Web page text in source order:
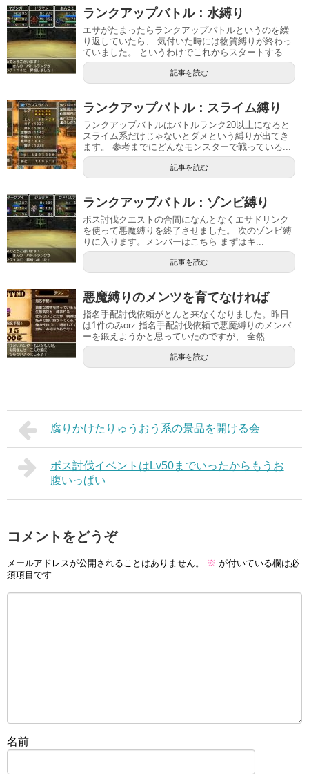
ランクアップバトル：水縛り
エサがたまったらランクアップバトルというのを繰
り返していたら、 気付いた時には物質縛りが終わっ
ていました。 というわけでこれからスタートする...
記事を読む
ランクアップバトル：スライム縛り
ランクアップバトルはバトルランク20以上になると
スライム系だけじゃないとダメという縛りが出てき
ます。 参考までにどんなモンスターで戦っている...
記事を読む
ランクアップバトル：ゾンビ縛り
ボス討伐クエストの合間になんとなくエサドリンク
を使って悪魔縛りを終了させました。 次のゾンビ縛
りに入ります。メンバーはこちら まずはキ...
記事を読む
悪魔縛りのメンツを育てなければ
指名手配討伐依頼がとんと来なくなりました。昨日
は1件のみorz 指名手配討伐依頼で悪魔縛りのメンバ
ーを鍛えようかと思っていたのですが、 全然...
記事を読む
腐りかけたりゅうおう系の景品を開ける会
ボス討伐イベントはLv50までいったからもうお
腹いっぱい
コメントをどうぞ
メールアドレスが公開されることはありません。 ※ が付いている欄は必
須項目です
名前